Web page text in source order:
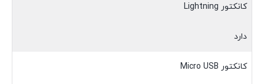
کانکتور Lightning
دارد
کانکتور Micro USB